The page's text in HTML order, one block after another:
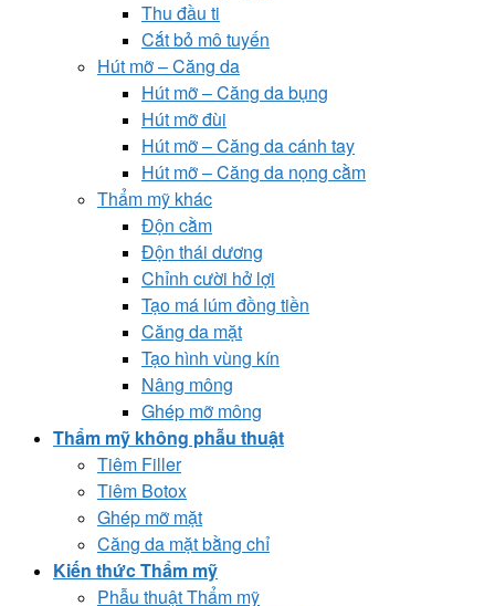
Thu đầu ti
Cắt bỏ mô tuyến
Hút mỡ – Căng da
Hút mỡ – Căng da bụng
Hút mỡ đùi
Hút mỡ – Căng da cánh tay
Hút mỡ – Căng da nọng cằm
Thẩm mỹ khác
Độn cằm
Độn thái dương
Chỉnh cười hở lợi
Tạo má lúm đồng tiền
Căng da mặt
Tạo hình vùng kín
Nâng mông
Ghép mỡ mông
Thẩm mỹ không phẫu thuật
Tiêm Filler
Tiêm Botox
Ghép mỡ mặt
Căng da mặt bằng chỉ
Kiến thức Thẩm mỹ
Phẫu thuật Thẩm mỹ